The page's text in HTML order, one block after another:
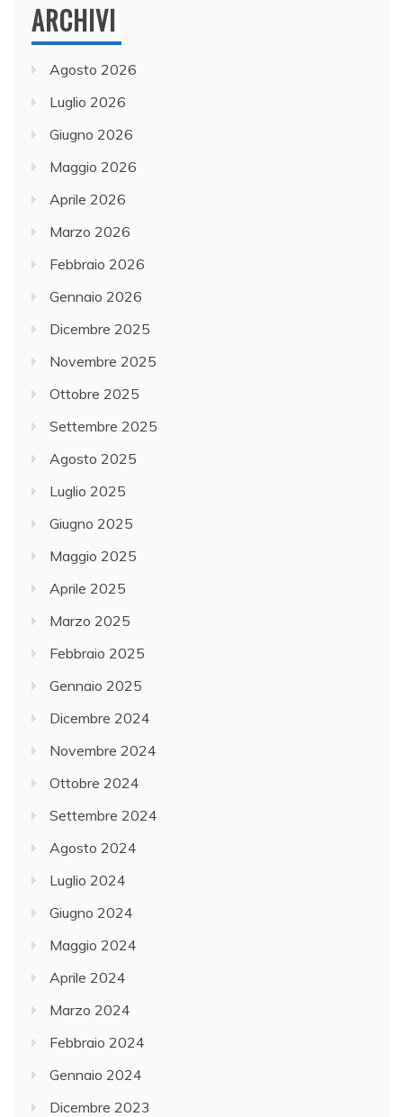
ARCHIVI
Agosto 2026
Luglio 2026
Giugno 2026
Maggio 2026
Aprile 2026
Marzo 2026
Febbraio 2026
Gennaio 2026
Dicembre 2025
Novembre 2025
Ottobre 2025
Settembre 2025
Agosto 2025
Luglio 2025
Giugno 2025
Maggio 2025
Aprile 2025
Marzo 2025
Febbraio 2025
Gennaio 2025
Dicembre 2024
Novembre 2024
Ottobre 2024
Settembre 2024
Agosto 2024
Luglio 2024
Giugno 2024
Maggio 2024
Aprile 2024
Marzo 2024
Febbraio 2024
Gennaio 2024
Dicembre 2023